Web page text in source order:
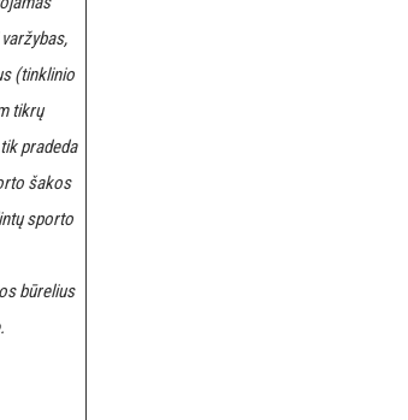
(tinklinio
tikrų
pradeda
šakos
sporto
būrelius